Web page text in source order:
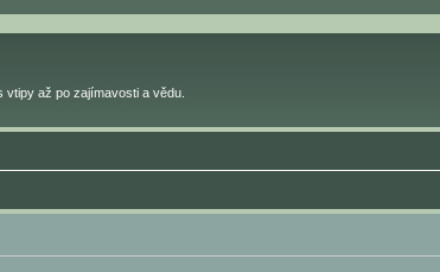
vtipy až po zajímavosti a vědu.